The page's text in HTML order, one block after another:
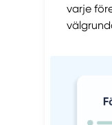
varje